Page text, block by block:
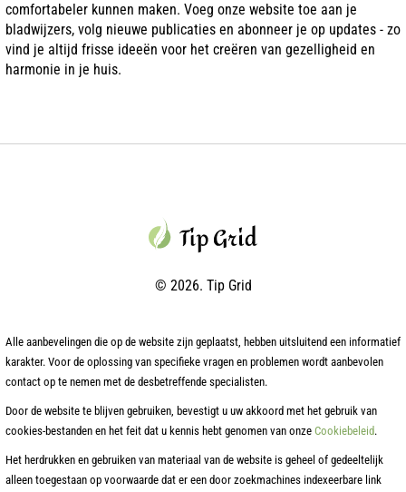
comfortabeler kunnen maken. Voeg onze website toe aan je
bladwijzers, volg nieuwe publicaties en abonneer je op updates - zo
vind je altijd frisse ideeën voor het creëren van gezelligheid en
harmonie in je huis.
© 2026. Tip Grid
Alle aanbevelingen die op de website zijn geplaatst, hebben uitsluitend een informatief
karakter. Voor de oplossing van specifieke vragen en problemen wordt aanbevolen
contact op te nemen met de desbetreffende specialisten.
Door de website te blijven gebruiken, bevestigt u uw akkoord met het gebruik van
cookies-bestanden en het feit dat u kennis hebt genomen van onze Cookiebeleid.
Het herdrukken en gebruiken van materiaal van de website is geheel of gedeeltelijk
alleen toegestaan op voorwaarde dat er een door zoekmachines indexeerbare link